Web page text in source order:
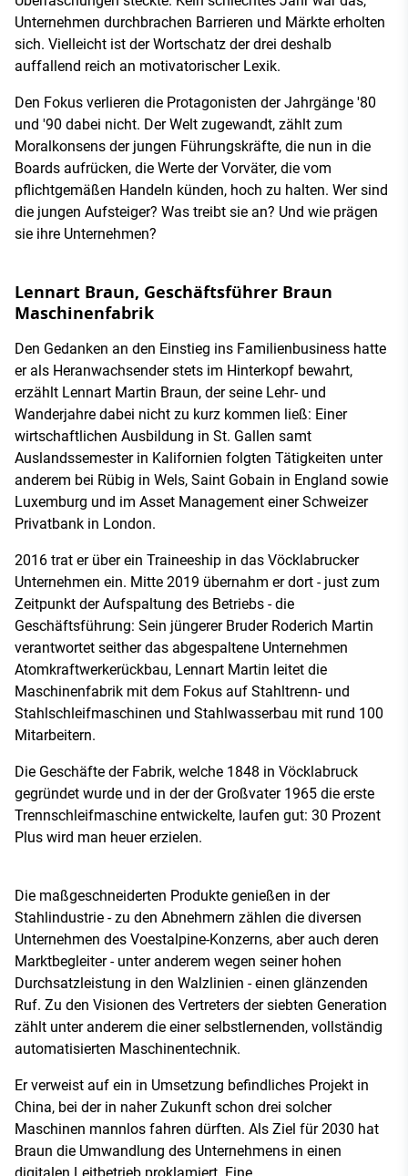
Unternehmen durchbrachen Barrieren und Märkte erholten
sich. Vielleicht ist der Wortschatz der drei deshalb
auffallend reich an motivatorischer Lexik.
Den Fokus verlieren die Protagonisten der Jahrgänge '80
und '90 dabei nicht. Der Welt zugewandt, zählt zum
Moralkonsens der jungen Führungskräfte, die nun in die
Boards aufrücken, die Werte der Vorväter, die vom
pflichtgemäßen Handeln künden, hoch zu halten. Wer sind
die jungen Aufsteiger? Was treibt sie an? Und wie prägen
sie ihre Unternehmen?
Lennart Braun, Geschäftsführer Braun
Maschinenfabrik
Den Gedanken an den Einstieg ins Familienbusiness hatte
er als Heranwachsender stets im Hinterkopf bewahrt,
erzählt Lennart Martin Braun, der seine Lehr- und
Wanderjahre dabei nicht zu kurz kommen ließ: Einer
wirtschaftlichen Ausbildung in St. Gallen samt
Auslandssemester in Kalifornien folgten Tätigkeiten unter
anderem bei Rübig in Wels, Saint Gobain in England sowie
Luxemburg und im Asset Management einer Schweizer
Privatbank in London.
2016 trat er über ein Traineeship in das Vöcklabrucker
Unternehmen ein. Mitte 2019 übernahm er dort - just zum
Zeitpunkt der Aufspaltung des Betriebs - die
Geschäftsführung: Sein jüngerer Bruder Roderich Martin
verantwortet seither das abgespaltene Unternehmen
Atomkraftwerkerückbau, Lennart Martin leitet die
Maschinenfabrik mit dem Fokus auf Stahltrenn- und
Stahlschleifmaschinen und Stahlwasserbau mit rund 100
Mitarbeitern.
Die Geschäfte der Fabrik, welche 1848 in Vöcklabruck
gegründet wurde und in der der Großvater 1965 die erste
Trennschleifmaschine entwickelte, laufen gut: 30 Prozent
Plus wird man heuer erzielen.
Die maßgeschneiderten Produkte genießen in der
Stahlindustrie - zu den Abnehmern zählen die diversen
Unternehmen des Voestalpine-Konzerns, aber auch deren
Marktbegleiter - unter anderem wegen seiner hohen
Durchsatzleistung in den Walzlinien - einen glänzenden
Ruf. Zu den Visionen des Vertreters der siebten Generation
zählt unter anderem die einer selbstlernenden, vollständig
automatisierten Maschinentechnik.
Er verweist auf ein in Umsetzung befindliches Projekt in
China, bei der in naher Zukunft schon drei solcher
Maschinen mannlos fahren dürften. Als Ziel für 2030 hat
Braun die Umwandlung des Unternehmens in einen
digitalen Leitbetrieb proklamiert. Eine